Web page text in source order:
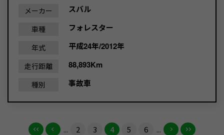
メーカー スバル
車種 フォレスター
年式 平成24年/2012年
走行距離 88,893Km
種別 事故車
... 2 3 4 5 6 ...